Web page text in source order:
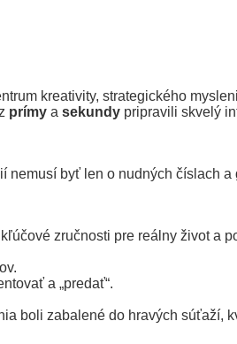
kreativity, strategického
prímy a sekundy pripravili skvelý
byť len o nudných číslach
zručnosti pre reálny život a
a „predať“.
boli zabalené do hravých súťaží,